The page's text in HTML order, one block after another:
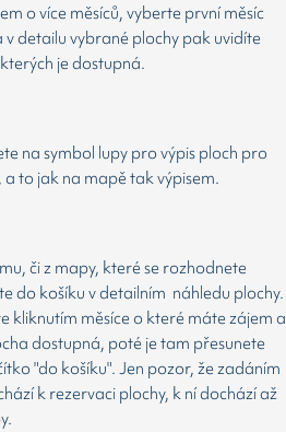
o více měsíců, vyberte první měsíc
detailu vybrané plochy pak uvidíte
je dostupná.
na symbol lupy pro výpis ploch pro
a to jak na mapě tak výpisem.
či z mapy, které se rozhodnete
do košíku v detailním náhledu plochy.
kliknutím měsíce o které máte zájem a
dostupná, poté je tam přesunete
"do košíku". Jen pozor, že zadáním
k rezervaci plochy, k ní dochází až